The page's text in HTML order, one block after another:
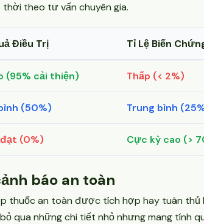
theo tư vấn chuyên gia.
Điều Trị Tỉ Lệ Biến
(95% cải thiện) Thấp (< 2%)
(50%) Trung bình
(0%) Cực kỳ cao (>
báo an toàn
thuốc an toàn được tích hợp hay tuân thủ
qua những chi tiết nhỏ nhưng mang tính